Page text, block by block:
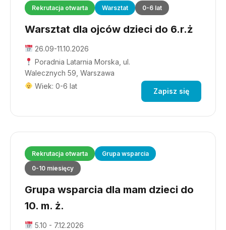
Rekrutacja otwarta Warsztat 0-6 lat
Warsztat dla ojców dzieci do 6.r.ż
26.09-11.10.2026
Poradnia Latarnia Morska, ul.
Walecznych 59, Warszawa
Wiek: 0-6 lat
Zapisz się
Rekrutacja otwarta
Grupa wsparcia
0-10 miesięcy
Grupa wsparcia dla mam dzieci do
10. m. ż.
5.10 - 7.12.2026